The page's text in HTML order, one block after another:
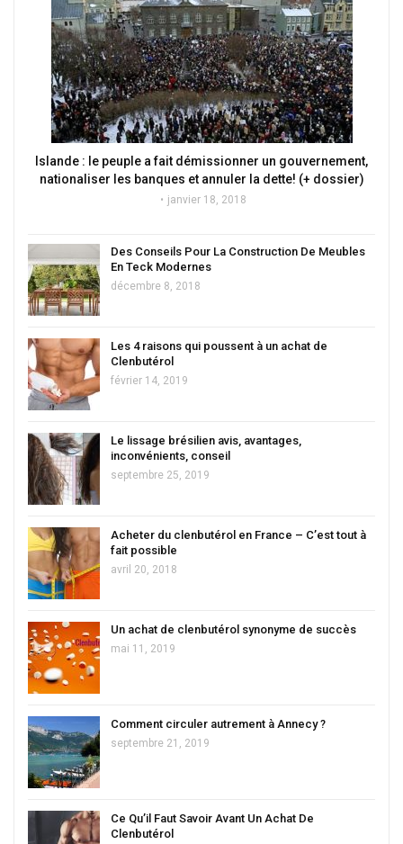
Islande : le peuple a fait démissionner un gouvernement,
nationaliser les banques et annuler la dette! (+ dossier)
janvier 18, 2018
Des Conseils Pour La Construction De Meubles
En Teck Modernes
décembre 8, 2018
Les 4 raisons qui poussent à un achat de
Clenbutérol
février 14, 2019
Le lissage brésilien avis, avantages,
inconvénients, conseil
septembre 25, 2019
Acheter du clenbutérol en France – C’est tout à
fait possible
avril 20, 2018
Un achat de clenbutérol synonyme de succès
mai 11, 2019
Comment circuler autrement à Annecy ?
septembre 21, 2019
Ce Qu’il Faut Savoir Avant Un Achat De
Clenbutérol